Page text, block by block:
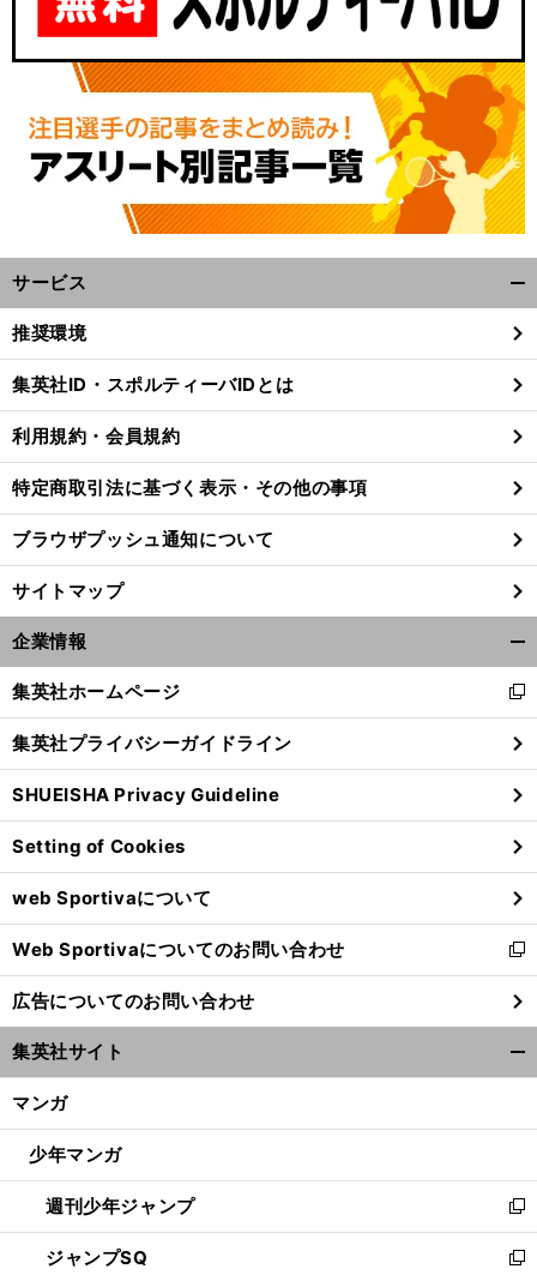
サービス
閉
る
推奨環境
集英社ID・スポルティーバIDとは
利用規約・会員規約
特定商取引法に基づく表示・その他の事項
ブラウザプッシュ通知について
サイトマップ
企業情報
閉
る
集英社ホームページ
新
し
い
ウ
ィ
ン
ド
ウ
で
開
く
集英社プライバシーガイドライン
SHUEISHA Privacy Guideline
Setting of Cookies
web Sportivaについて
Web Sportivaについてのお問い合わせ
新
し
い
ウ
ィ
ン
ウ
開
く
広告についてのお問い合わせ
集英社サイト
マンガ
少年マンガ
週刊少年ジャンプ
新
し
い
ジャンプSQ
新